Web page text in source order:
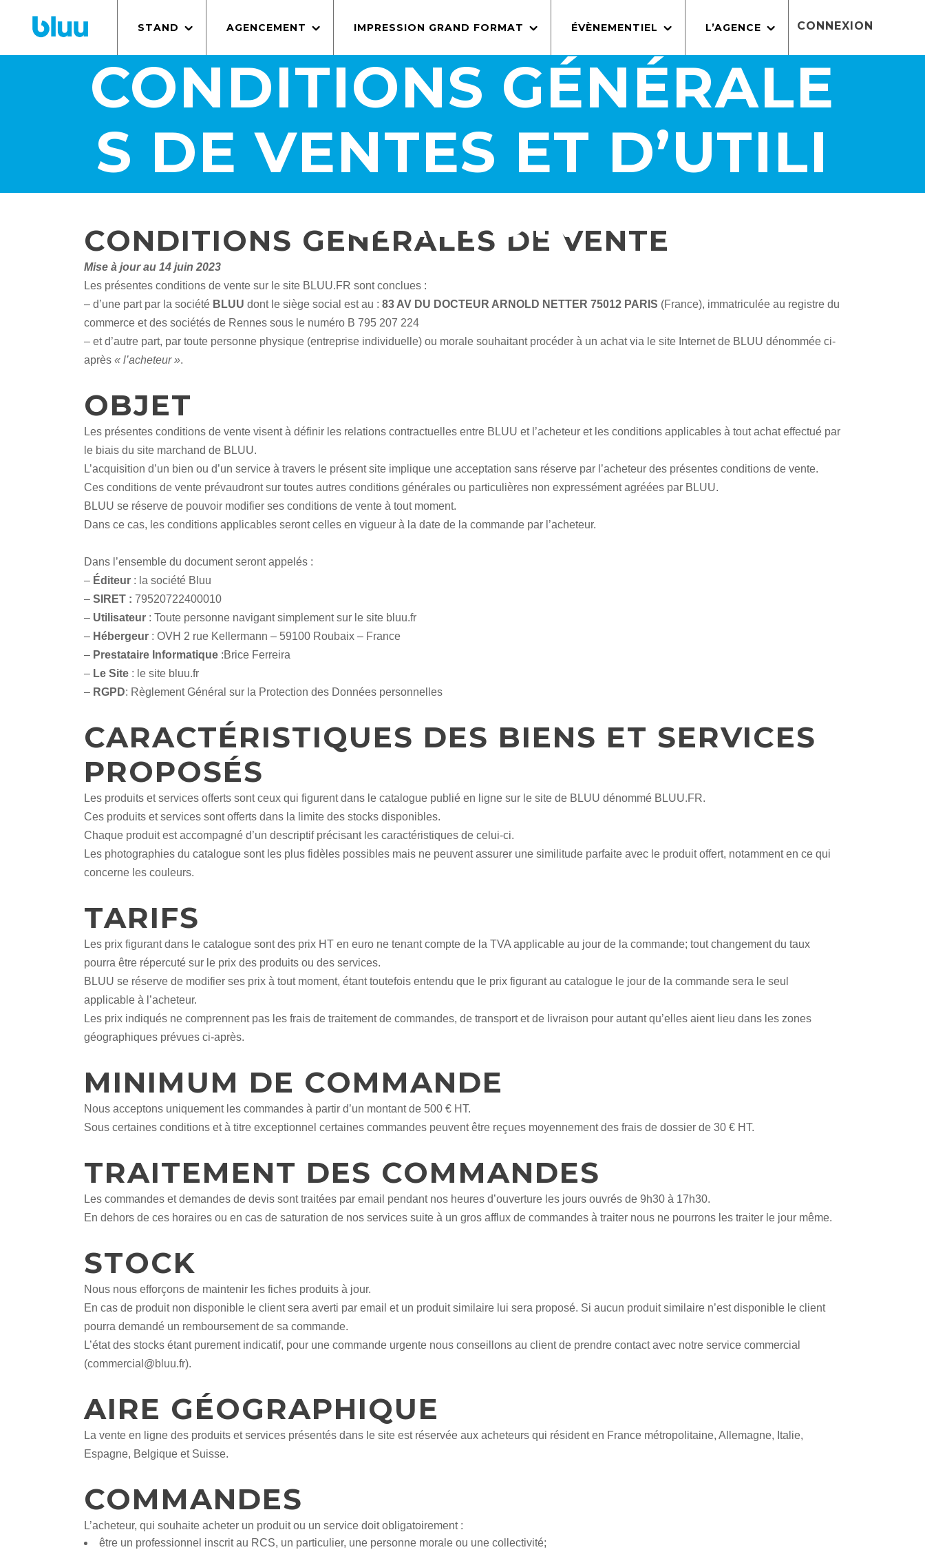
CONNEXION
STAND AGENCEMENT IMPRESSION GRAND FORMAT ÉVÈNEMENTIEL L’AGENCE
CONDITIONS GÉNÉRALE
S DE VENTES ET D’UTILI
SATION
CONDITIONS GENERALES DE VENTE
Mise à jour au 14 juin 2023
Les présentes conditions de vente sur le site BLUU.FR sont conclues :
– d’une part par la société BLUU dont le siège social est au : 83 AV DU DOCTEUR ARNOLD NETTER 75012 PARIS (France), immatriculée au registre du
commerce et des sociétés de Rennes sous le numéro B 795 207 224
– et d’autre part, par toute personne physique (entreprise individuelle) ou morale souhaitant procéder à un achat via le site Internet de BLUU dénommée ci-
après « l’acheteur ».
OBJET
Les présentes conditions de vente visent à définir les relations contractuelles entre BLUU et l’acheteur et les conditions applicables à tout achat effectué par
le biais du site marchand de BLUU.
L’acquisition d’un bien ou d’un service à travers le présent site implique une acceptation sans réserve par l’acheteur des présentes conditions de vente.
Ces conditions de vente prévaudront sur toutes autres conditions générales ou particulières non expressément agréées par BLUU.
BLUU se réserve de pouvoir modifier ses conditions de vente à tout moment.
Dans ce cas, les conditions applicables seront celles en vigueur à la date de la commande par l’acheteur.
Dans l’ensemble du document seront appelés :
– Éditeur : la société Bluu
– SIRET : 79520722400010
– Utilisateur : Toute personne navigant simplement sur le site bluu.fr
– Hébergeur : OVH 2 rue Kellermann – 59100 Roubaix – France
– Prestataire Informatique :Brice Ferreira
– Le Site : le site bluu.fr
– RGPD: Règlement Général sur la Protection des Données personnelles
CARACTÉRISTIQUES DES BIENS ET SERVICES
PROPOSÉS
Les produits et services offerts sont ceux qui figurent dans le catalogue publié en ligne sur le site de BLUU dénommé BLUU.FR.
Ces produits et services sont offerts dans la limite des stocks disponibles.
Chaque produit est accompagné d’un descriptif précisant les caractéristiques de celui-ci.
Les photographies du catalogue sont les plus fidèles possibles mais ne peuvent assurer une similitude parfaite avec le produit offert, notamment en ce qui
concerne les couleurs.
TARIFS
Les prix figurant dans le catalogue sont des prix HT en euro ne tenant compte de la TVA applicable au jour de la commande; tout changement du taux
pourra être répercuté sur le prix des produits ou des services.
BLUU se réserve de modifier ses prix à tout moment, étant toutefois entendu que le prix figurant au catalogue le jour de la commande sera le seul
applicable à l’acheteur.
Les prix indiqués ne comprennent pas les frais de traitement de commandes, de transport et de livraison pour autant qu’elles aient lieu dans les zones
géographiques prévues ci-après.
MINIMUM DE COMMANDE
Nous acceptons uniquement les commandes à partir d’un montant de 500 € HT.
Sous certaines conditions et à titre exceptionnel certaines commandes peuvent être reçues moyennement des frais de dossier de 30 € HT.
TRAITEMENT DES COMMANDES
Les commandes et demandes de devis sont traitées par email pendant nos heures d’ouverture les jours ouvrés de 9h30 à 17h30.
En dehors de ces horaires ou en cas de saturation de nos services suite à un gros afflux de commandes à traiter nous ne pourrons les traiter le jour même.
STOCK
Nous nous efforçons de maintenir les fiches produits à jour.
En cas de produit non disponible le client sera averti par email et un produit similaire lui sera proposé. Si aucun produit similaire n’est disponible le client
pourra demandé un remboursement de sa commande.
L’état des stocks étant purement indicatif, pour une commande urgente nous conseillons au client de prendre contact avec notre service commercial
(commercial@bluu.fr).
AIRE GÉOGRAPHIQUE
La vente en ligne des produits et services présentés dans le site est réservée aux acheteurs qui résident en France métropolitaine, Allemagne, Italie,
Espagne, Belgique et Suisse.
COMMANDES
L’acheteur, qui souhaite acheter un produit ou un service doit obligatoirement :
être un professionnel inscrit au RCS, un particulier, une personne morale ou une collectivité;